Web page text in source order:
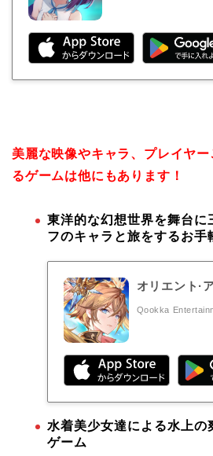
美麗な映像やキャラ、プレイヤ
るゲームは他にもあります！
東洋的な幻想世界を舞台に
フのキャラと旅をするお手
オリエント·
Qookka
水着美少女達による水上の
ゲーム